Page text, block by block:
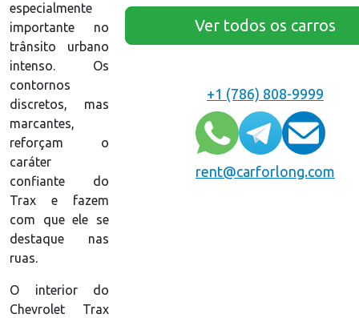
Ver todos os carros
+1 (786) 808-9999
rent@carforlong.com
especialmente
importante no
trânsito urbano
intenso. Os
contornos
discretos, mas
marcantes,
reforçam o
caráter
confiante do
Trax e fazem
com que ele se
destaque nas
ruas.
O interior do
Chevrolet Trax